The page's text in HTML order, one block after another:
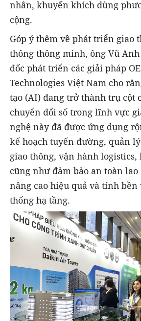
nhân, khuyến khích dùng
cộng.
Góp ý thêm về phát triển giao
thông thông minh, ông Vũ
đốc phát triển các giải pháp
Technologies Việt Nam cho
tạo (AI) đang trở thành trụ cột
chuyển đổi số trong lĩnh vực
nghệ này đã được ứng dụng
kế hoạch tuyến đường, quản
giao thông, vận hành logistics,
cũng như đảm bảo an toàn lao
nâng cao hiệu quả và tính bền
thống hạ tầng.